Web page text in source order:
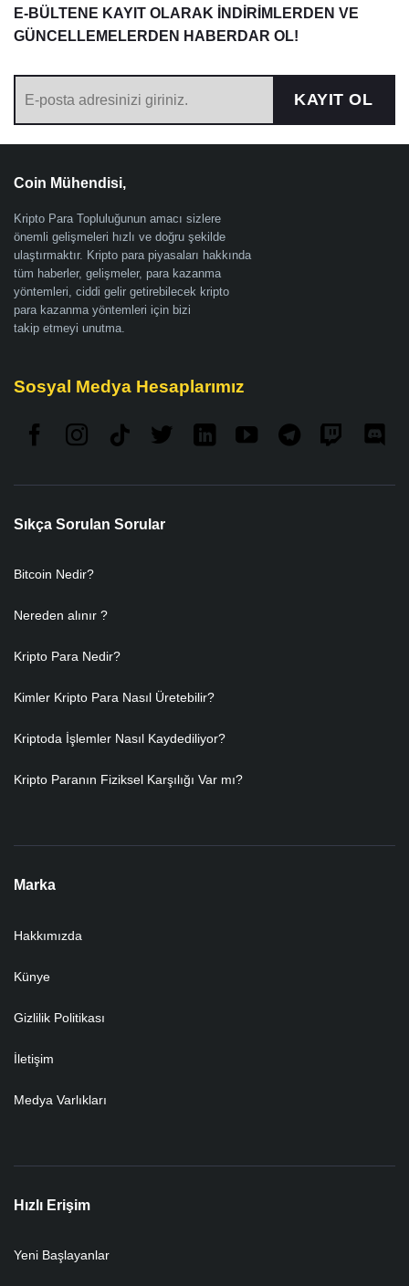
E-BÜLTENE KAYIT OLARAK İNDİRİMLERDEN VE
GÜNCELLEMELERDEN HABERDAR OL!
KAYIT OL
Coin Mühendisi,
Kripto Para Topluluğunun amacı sizlere
önemli gelişmeleri hızlı ve doğru şekilde
ulaştırmaktır. Kripto para piyasaları hakkında
tüm haberler, gelişmeler, para kazanma
yöntemleri, ciddi gelir getirebilecek kripto
para kazanma yöntemleri için bizi
takip etmeyi unutma.
Sosyal Medya Hesaplarımız
Sıkça Sorulan Sorular
Bitcoin Nedir?
Nereden alınır ?
Kripto Para Nedir?
Kimler Kripto Para Nasıl Üretebilir?
Kriptoda İşlemler Nasıl Kaydediliyor?
Kripto Paranın Fiziksel Karşılığı Var mı?
Marka
Hakkımızda
Künye
Gizlilik Politikası
İletişim
Medya Varlıkları
Hızlı Erişim
Yeni Başlayanlar